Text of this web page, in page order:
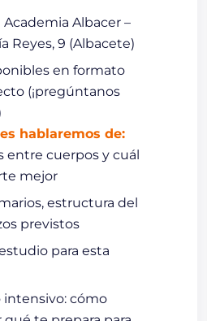
Albacer –
Reyes, 9 (Albacete)
en formato
(¡pregúntanos
hablaremos de:
entre cuerpos y cuál
mejor
estructura del
previstos
para esta
intensivo: cómo